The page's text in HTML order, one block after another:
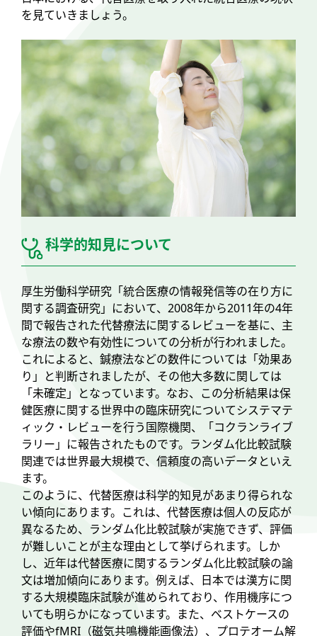
を見ていきましょう。
科学的知見について
厚生労働科学研究「統合医療の情報発信等の在り方に
関する調査研究」において、2008年から2011年の4年
間で報告された代替療法に関するレビューを基に、主
な療法の数や有効性についての分析が行われました。
これによると、鍼療法などの数件については「効果あ
り」と判断されましたが、その他大多数に関しては
「未確定」となっています。なお、この分析結果は保
健医療に関する世界中の臨床研究についてシステマテ
ィック・レビューを行う国際機関、「コクランライブ
ラリー」に報告されたものです。ランダム化比較試験
関連では世界最大規模で、信頼度の高いデータといえ
ます。
このように、代替医療は科学的知見があまり得られな
い傾向にあります。これは、代替医療は個人の反応が
異なるため、ランダム化比較試験が実施できず、評価
が難しいことが主な理由として挙げられます。しか
し、近年は代替医療に関するランダム化比較試験の論
文は増加傾向にあります。例えば、日本では漢方に関
する大規模臨床試験が進められており、作用機序につ
いても明らかになっています。また、ベストケースの
評価やfMRI（磁気共鳴機能画像法）、プロテオーム解